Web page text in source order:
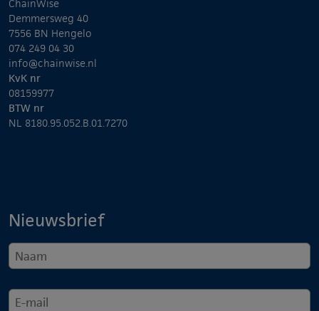
ChainWise
Demmersweg 40
7556 BN Hengelo
074 249 04 30
info@chainwise.nl
KvK nr
08159977
BTW nr
NL 8180.95.052.B.01.7270
Nieuwsbrief